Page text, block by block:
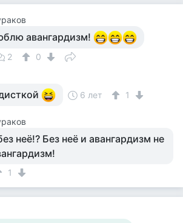
авангардизм!
2 0
6 лет 1
неё!? Без неё и авангардизм не
1